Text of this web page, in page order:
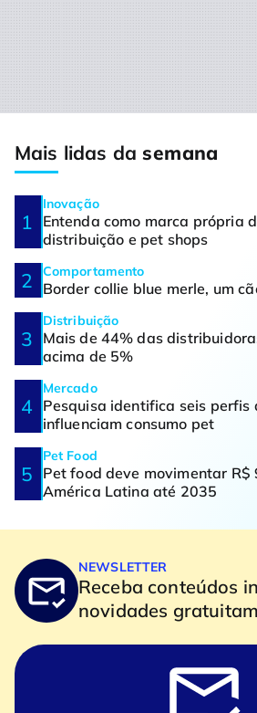
Mais lidas dasemana
Inovação
Entenda como marca própria
distribuição e pet shops
Comportamento
Border collie blue merle, um
Distribuição
Mais de 44% das
acima de 5%
Mercado
Pesquisa identifica seis perfis
influenciam consumo pet
Pet Food
Pet food deve movimentar R$
América Latina até 2035
NEWSLETTER
Receba conteúdos
novidades